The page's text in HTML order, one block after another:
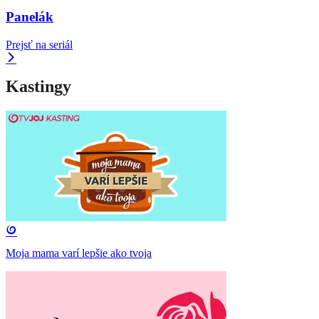
Panelák
Prejsť na seriál
Kastingy
Moja mama varí lepšie ako tvoja